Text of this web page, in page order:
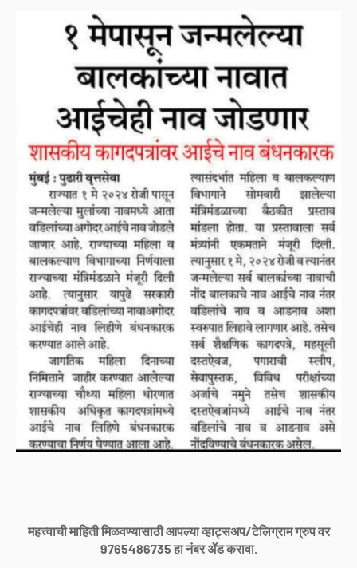
महत्त्वाची माहिती मिळवण्यासाठी आपल्या व्हाट्सअप/टेलिग्राम ग्रुप वर
9765486735 हा नंबर ॲड करावा.